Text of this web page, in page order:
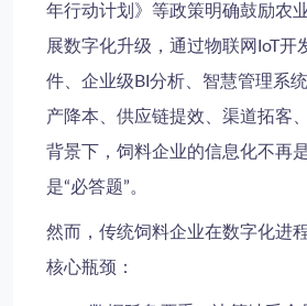
年行动计划》等政策明确鼓励农
展数字化升级，通过物联网IoT开
件、企业级BI分析、智慧管理系
产降本、供应链提效、渠道拓客
背景下，饲料企业的信息化不再
是“必答题”。
然而，传统饲料企业在数字化进
核心瓶颈：